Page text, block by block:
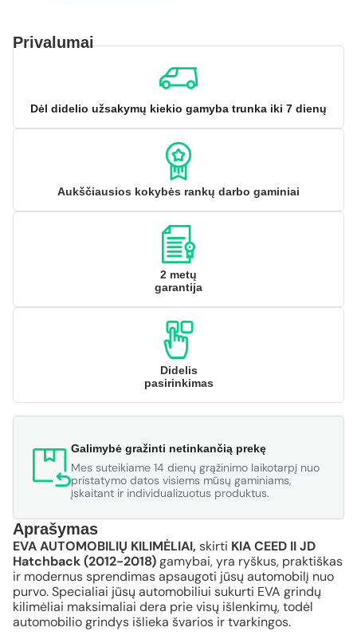
Privalumai
Dėl didelio užsakymų kiekio gamyba trunka iki 7 dienų
Aukščiausios kokybės rankų darbo gaminiai
2 metų
garantija
Didelis
pasirinkimas
Galimybė gražinti netinkančią prekę
Mes suteikiame 14 dienų grąžinimo laikotarpį nuo
pristatymo datos visiems mūsų gaminiams,
įskaitant ir individualizuotus produktus.
Aprašymas
EVA AUTOMOBILIŲ KILIMĖLIAI, skirti KIA CEED II JD
Hatchback (2012-2018)gamybai, yra ryškus, praktiškas
ir modernus sprendimas apsaugoti jūsų automobilį nuo
purvo. Specialiai jūsų automobiliui sukurti EVA grindų
kilimėliai maksimaliai dera prie visų išlenkimų, todėl
automobilio grindys išlieka švarios ir tvarkingos.